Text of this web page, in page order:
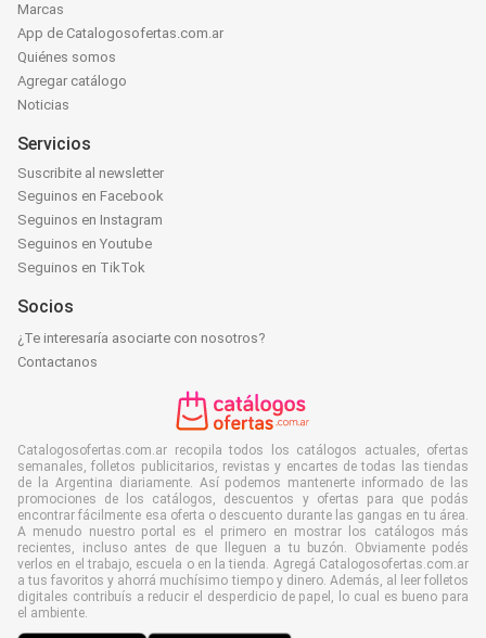
Marcas
App de Catalogosofertas.com.ar
Quiénes somos
Agregar catálogo
Noticias
Servicios
Suscribite al newsletter
Seguinos en Facebook
Seguinos en Instagram
Seguinos en Youtube
Seguinos en TikTok
Socios
¿Te interesaría asociarte con nosotros?
Contactanos
Catalogosofertas.com.ar recopila todos los catálogos actuales, ofertas
semanales, folletos publicitarios, revistas y encartes de todas las tiendas
de la Argentina diariamente. Así podemos mantenerte informado de las
promociones de los catálogos, descuentos y ofertas para que podás
encontrar fácilmente esa oferta o descuento durante las gangas en tu área.
A menudo nuestro portal es el primero en mostrar los catálogos más
recientes, incluso antes de que lleguen a tu buzón. Obviamente podés
verlos en el trabajo, escuela o en la tienda. Agregá Catalogosofertas.com.ar
a tus favoritos y ahorrá muchísimo tiempo y dinero. Además, al leer folletos
digitales contribuís a reducir el desperdicio de papel, lo cual es bueno para
el ambiente.